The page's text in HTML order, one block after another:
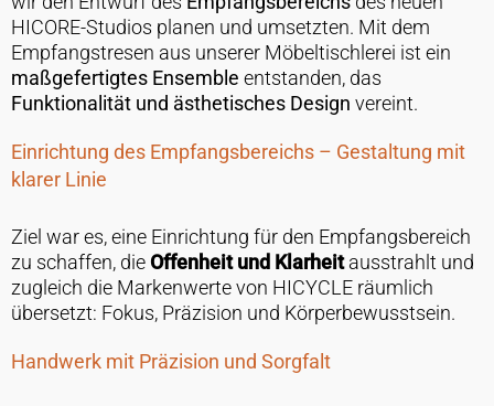
HICORE-Studios planen und umsetzten. Mit dem
Empfangstresen aus unserer Möbeltischlerei ist ein
maßgefertigtes Ensemble entstanden, das
Funktionalität und ästhetisches Design vereint.
Einrichtung des Empfangsbereichs – Gestaltung mit
klarer Linie
Ziel war es, eine Einrichtung für den Empfangsbereich
zu schaffen, dieOffenheit und Klarheitausstrahlt und
zugleich die Markenwerte von HICYCLE räumlich
übersetzt: Fokus, Präzision und Körperbewusstsein.
Handwerk mit Präzision und Sorgfalt